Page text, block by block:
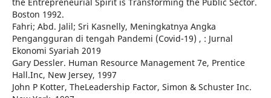
Boston 1992.
Fahri; Abd. Jalil; Sri Kasnelly, Meningkatnya Angka
Pengangguran di tengah Pandemi (Covid-19) , : Jurnal
Ekonomi Syariah 2019
Gary Dessler. Human Resource Management 7e, Prentice
Hall.Inc, New Jersey, 1997
John P Kotter, TheLeadership Factor, Simon & Schuster Inc.